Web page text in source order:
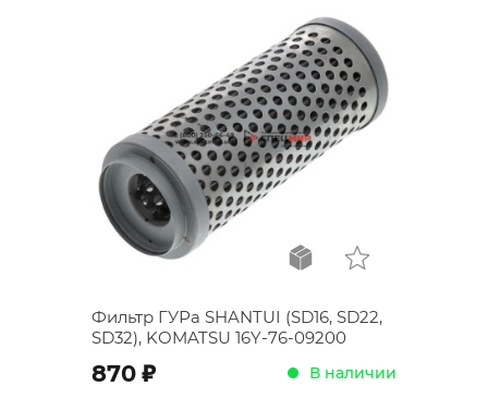
Фильтр ГУРа SHANTUI (SD16, SD22,
SD32), KOMATSU 16Y-76-09200
870 ; В наличии